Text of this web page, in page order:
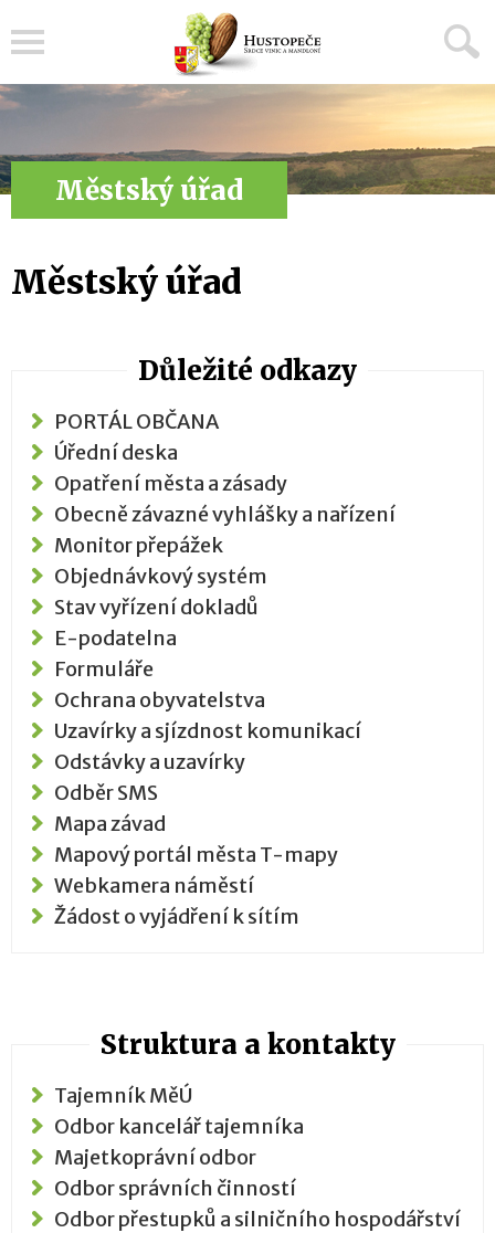
Městský úřad
Městský úřad
Důležité odkazy
PORTÁL OBČANA
Úřední deska
Opatření města a zásady
Obecně závazné vyhlášky a nařízení
Monitor přepážek
Objednávkový systém
Stav vyřízení dokladů
E-podatelna
Formuláře
Ochrana obyvatelstva
Uzavírky a sjízdnost komunikací
Odstávky a uzavírky
Odběr SMS
Mapa závad
Mapový portál města T-mapy
Webkamera náměstí
Žádost o vyjádření k sítím
Struktura a kontakty
Tajemník MěÚ
Odbor kancelář tajemníka
Majetkoprávní odbor
Odbor správních činností
Odbor přestupků a silničního hospodářství